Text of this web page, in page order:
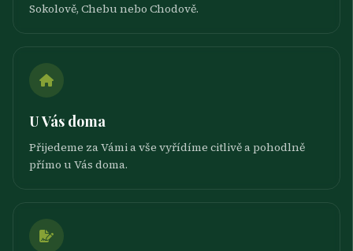
Sokolově, Chebu nebo Chodově.
U Vás doma
Přijedeme za Vámi a vše vyřídíme citlivě a pohodlně
přímo u Vás doma.